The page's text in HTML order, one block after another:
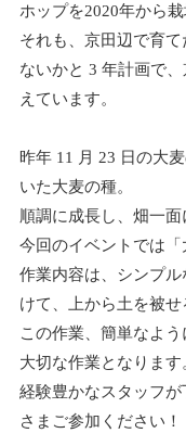
ホップを2020年から栽
それも、京田辺で育
ないかと 3 年計画で
えています。
昨年 11 月 23 日の大
いた大麦の種。
順調に成長し、畑一面
今回のイベントでは「
作業内容は、シンプ
けて、上から土を被せ
この作業、簡単なよ
大切な作業となります
経験豊かなスタッフ
さまご参加ください！